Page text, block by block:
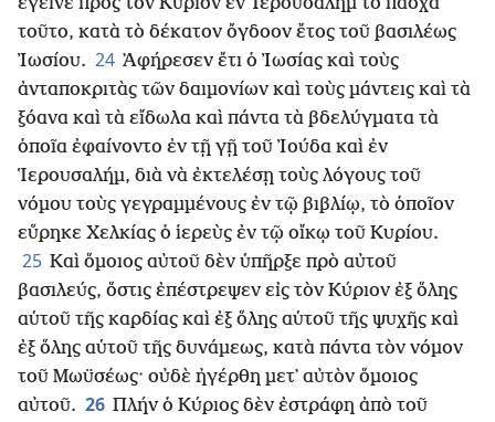
τοῦτο, κατὰ τὸ δέκατον ὄγδοον ἔτος τοῦ βασιλέως
Ἰωσίου. 24 ᾿Αφήρεσεν ἔτι ὁ Ἰωσίας καὶ τοὺς
ἀνταποκριτὰς τῶν δαιμονίων καὶ τοὺς μάντεις καὶ τὰ
ξόανα καὶ τὰ εἴδωλα καὶ πάντα τὰ βδελύγματα τὰ
ὁποῖα ἐφαίνοντο ἐν τῇ γῇ τοῦ Ἰούδα καὶ ἐν
Ἱερουσαλήμ, διὰ νὰ ἐκτελέσῃ τοὺς λόγους τοῦ
νόμου τοὺς γεγραμμένους ἐν τῷ βιβλίῳ, τὸ ὁποῖον
εὕρηκε Χελκίας ὁ ἱερεὺς ἐν τῷ οἴκῳ τοῦ Κυρίου.
25 Καὶ ὅμοιος αὐτοῦ δὲν ὑπῆρξε πρὸ αὐτοῦ
βασιλεύς, ὅστις ἐπέστρεψεν εἰς τὸν Κύριον ἐξ ὅλης
αὑτοῦ τῆς καρδίας καὶ ἐξ ὅλης αὑτοῦ τῆς ψυχῆς καὶ
ἐξ ὅλης αὑτοῦ τῆς δυνάμεως, κατὰ πάντα τὸν νόμον
τοῦ Μωϋσέως· οὐδὲ ἠγέρθη μετ᾿ αὐτὸν ὅμοιος
αὐτοῦ. 26 Πλήν ὁ Κύριος δὲν ἐστράφη ἀπὸ τοῦ